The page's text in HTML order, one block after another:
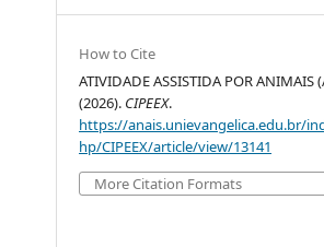
How to Cite
ATIVIDADE ASSISTIDA POR ANIMAIS
(2026). CIPEEX.
https://anais.unievangelica.edu.br/
hp/CIPEEX/article/view/13141
More Citation Formats